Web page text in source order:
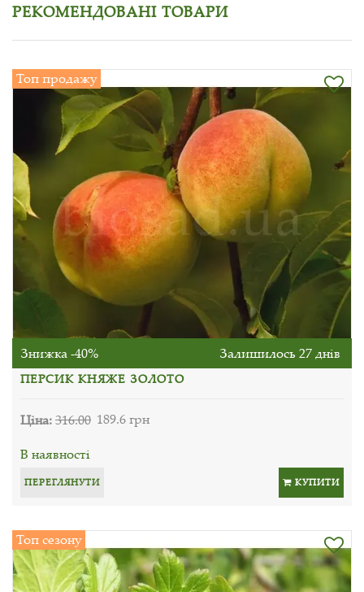
РЕКОМЕНДОВАНІ ТОВАРИ
Топ продажу
Знижка -40% Залишилось 27 днів
ПЕРСИК КНЯЖЕ ЗОЛОТО
Ціна:316.00 189.6 грн
В наявності
ПЕРЕГЛЯНУТИ КУПИТИ
Топ сезону